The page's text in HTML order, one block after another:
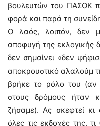
βουλευτών του ΠΑΣΟΚ
φορά και παρά τη
Ο λαός, λοιπόν, δεν
αποφυγή της εκλογικής
δεν σημαίνει «δεν
αποκρουστικό αλαλούμ
βρήκε το ρόλο του (αν
στους δρόμους ήταν
ζήσαμε). Ας σκεφτεί
όλες τις εκδοχές της,